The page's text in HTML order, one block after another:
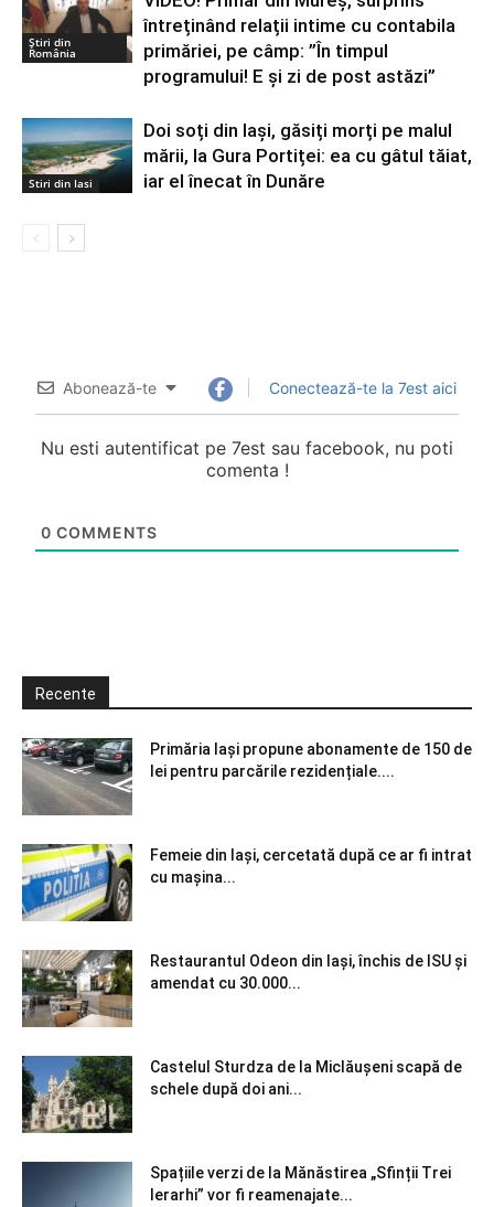
Știri din
România
întreținând relații intime cu contabila
primăriei, pe câmp: ”În timpul
programului! E și zi de post astăzi”
Stiri din Iasi
Doi soți din Iași, găsiți morți pe malul
mării, la Gura Portiței: ea cu gâtul tăiat,
iar el înecat în Dunăre
Abonează-te Conectează-te la 7est aici
Nu esti autentificat pe 7est sau facebook, nu poti
comenta !
0 COMMENTS
Recente
Primăria Iași propune abonamente de 150 de
lei pentru parcările rezidențiale....
Femeie din Iași, cercetată după ce ar fi intrat
cu mașina...
Restaurantul Odeon din Iași, închis de ISU și
amendat cu 30.000...
Castelul Sturdza de la Miclăușeni scapă de
schele după doi ani...
Spațiile verzi de la Mănăstirea „Sfinții Trei
Ierarhi” vor fi reamenajate...